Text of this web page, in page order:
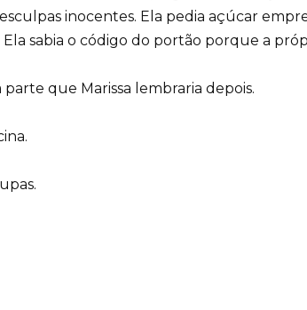
inocentes. Ela pedia açúcar
sabia o código do portão porque a
parte que Marissa lembraria depois.